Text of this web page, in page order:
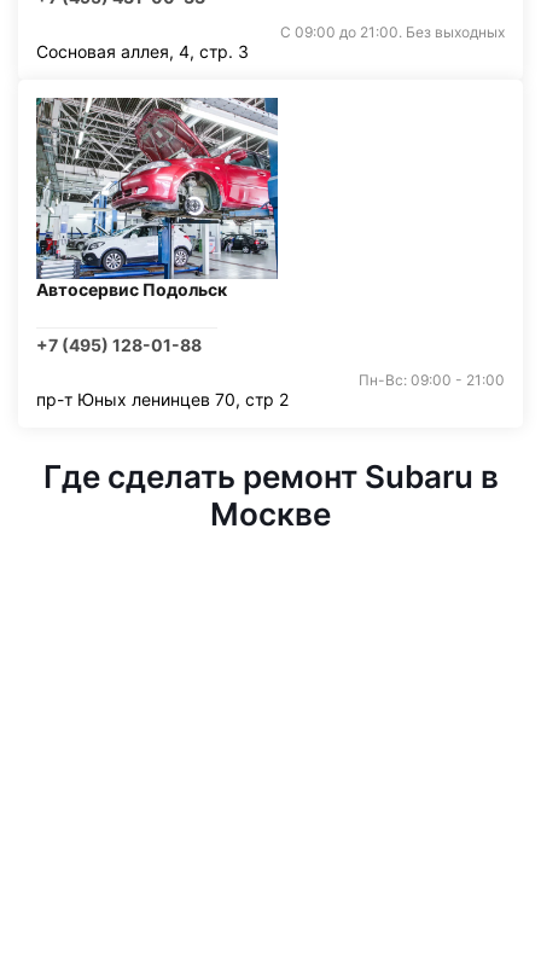
С 09:00 до 21:00. Без выходных
Сосновая аллея, 4, стр. 3
Автосервис Подольск
+7 (495) 128-01-88
Пн-Вс: 09:00 - 21:00
пр-т Юных ленинцев 70, стр 2
Где сделать ремонт Subaru в
Москве